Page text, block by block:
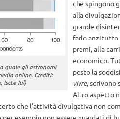
quale gli astronomi
online. Crediti:
Iscte-Iul)
che spingono
alla
grande
farlo anzitutto
premi, alla
economico.
posto la
vivre, scrivono
Altro aspetto
che l’attività divulgativa non
esempio non essere guardati di